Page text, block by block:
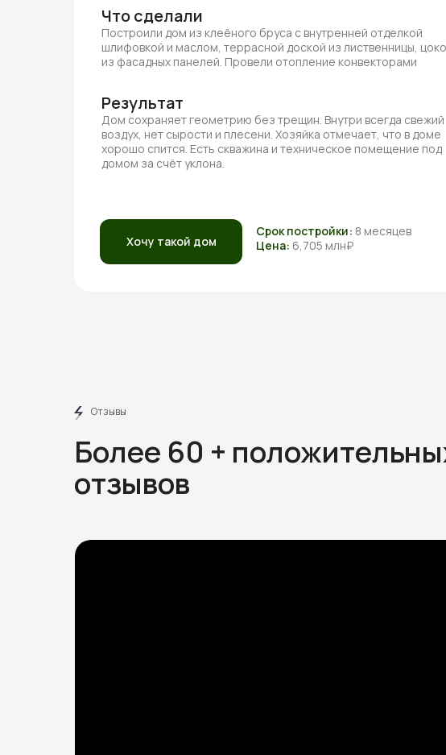
Что сделали
Построили дом из клеёного бруса с внутренней отделкой
шлифовкой и маслом, террасной доской из лиственницы,
из фасадных панелей. Провели отопление конвекторами
Результат
Дом сохраняет геометрию без трещин. Внутри всегда свежий
воздух, нет сырости и плесени. Хозяйка отмечает, что в доме
хорошо спится. Есть скважина и техническое помещение под
домом за счёт уклона.
Срок постройки: 8 месяцев
Цена: 6,705 млн₽
Хочу такой дом
Отзывы
Более 60 +
отзывов